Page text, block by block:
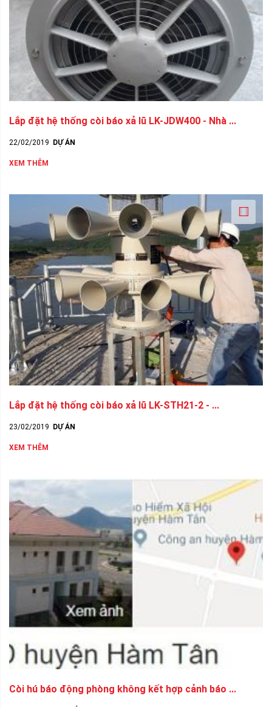
Lắp đặt hệ thống còi báo xả lũ LK-JDW400 - Nhà ...
22/02/2019 DỰ ÁN
XEM THÊM
Lắp đặt hệ thống còi báo xả lũ LK-STH21-2 - ...
23/02/2019 DỰ ÁN
XEM THÊM
Còi hú báo động phòng không kết hợp cảnh báo ...